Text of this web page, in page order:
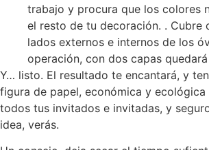
trabajo y procura que los colores
el resto de tu decoración. . Cubre
lados externos e internos de los
operación, con dos capas
Y… listo. El resultado te encantará, y
figura de papel, económica y ecológica
todos tus invitados e invitadas, y
idea, verás.